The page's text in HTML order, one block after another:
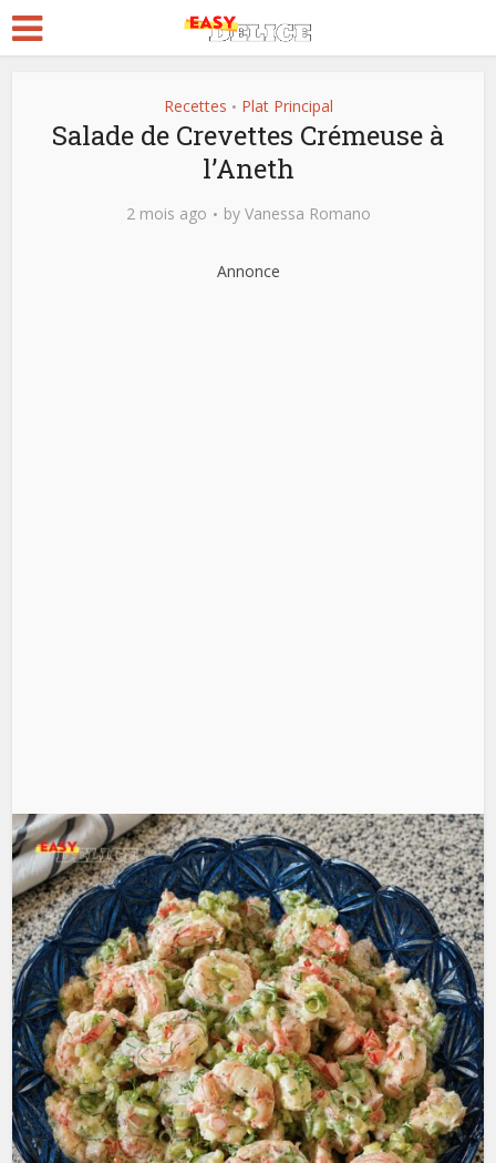
Recettes • Plat Principal
Salade de Crevettes Crémeuse à
l’Aneth
2 mois ago by Vanessa Romano
Annonce